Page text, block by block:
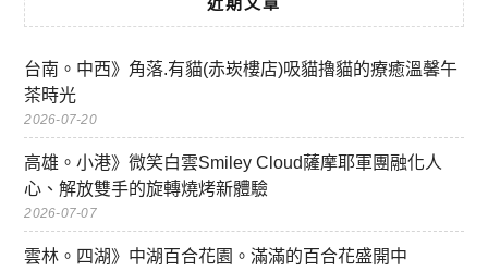
台南。中西》角落.有貓(赤崁樓店)吸貓擼貓的療癒溫馨午
茶時光
2026-07-20
高雄。小港》微笑白雲Smiley Cloud薩摩耶軍團融化人
心、解放雙手的旋轉燒烤新體驗
2026-07-07
雲林。四湖》中湖百合花園。滿滿的百合花盛開中